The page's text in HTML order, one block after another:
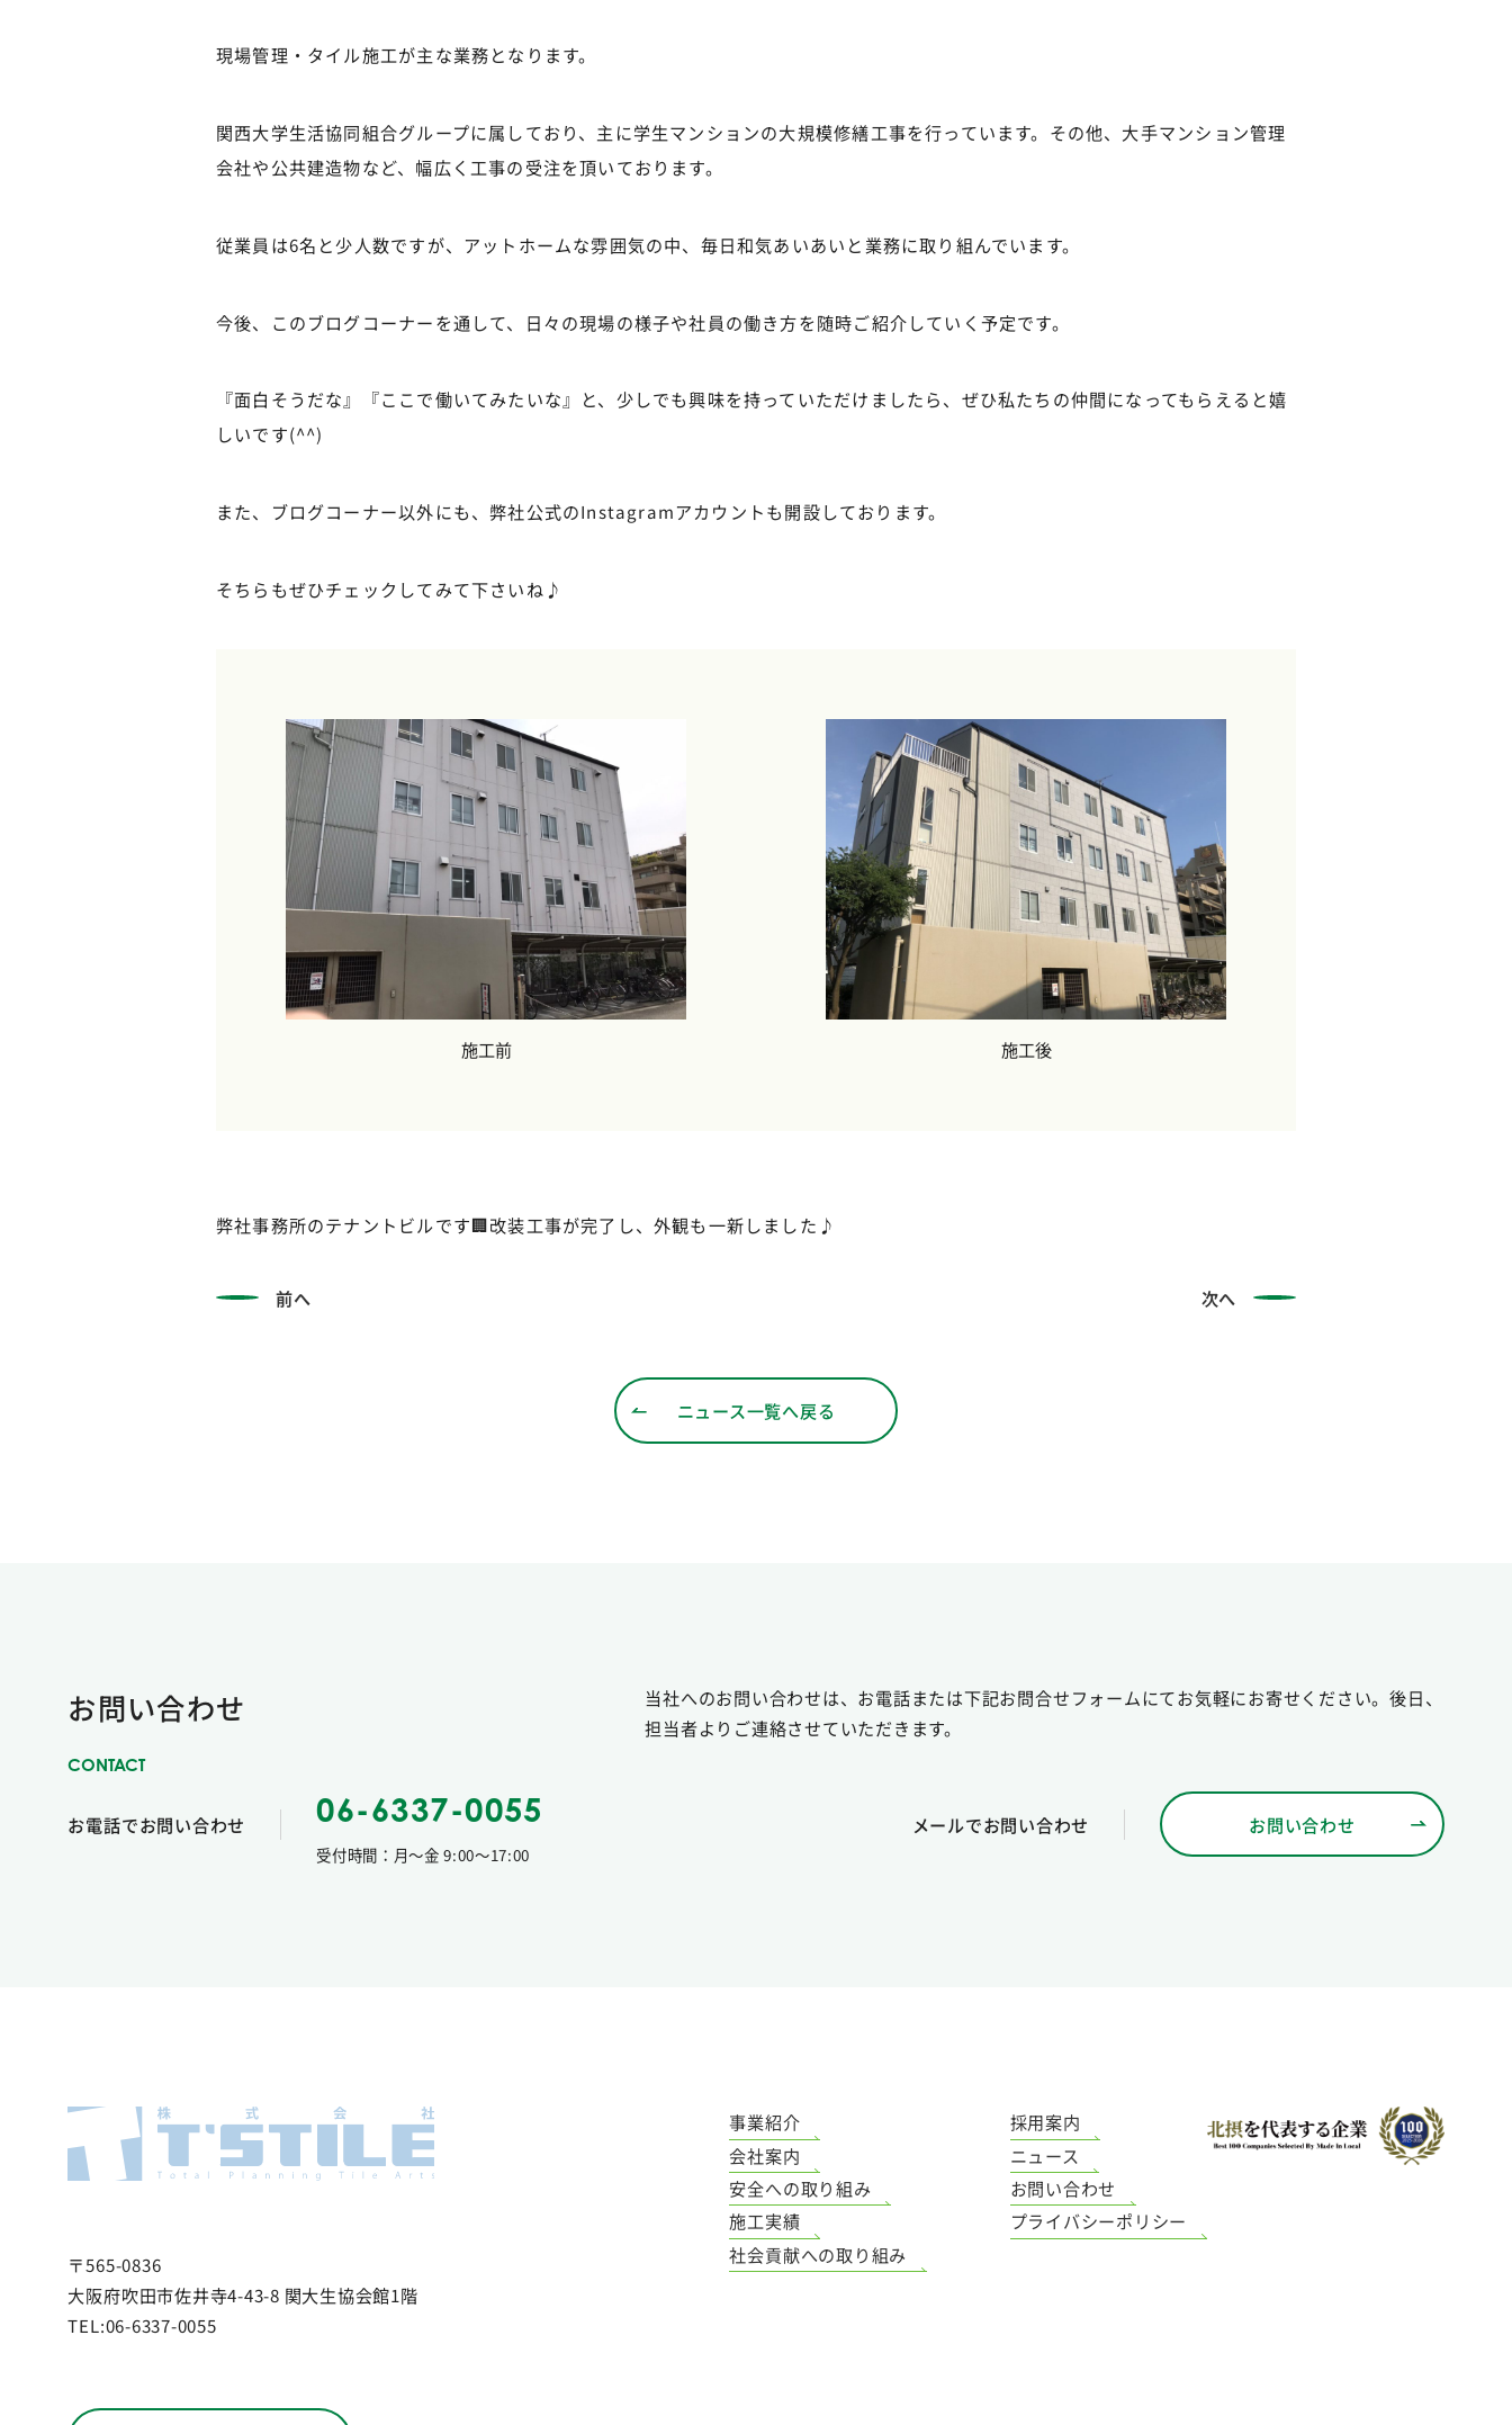
現場管理・タイル施工が主な業務となります。
関西大学生活協同組合グループに属しており、主に学生マンションの大規模修繕工事を行っています。その他、大手マンション管理
会社や公共建造物など、幅広く工事の受注を頂いております。
従業員は6名と少人数ですが、アットホームな雰囲気の中、毎日和気あいあいと業務に取り組んでいます。
今後、このブログコーナーを通して、日々の現場の様子や社員の働き方を随時ご紹介していく予定です。
『面白そうだな』『ここで働いてみたいな』と、少しでも興味を持っていただけましたら、ぜひ私たちの仲間になってもらえると嬉
しいです(^^)
また、ブログコーナー以外にも、弊社公式のInstagramアカウントも開設しております。
そちらもぜひチェックしてみて下さいね♪
施工前 施工後
弊社事務所のテナントビルです🏢改装工事が完了し、外観も一新しました♪
前へ 次へ
ニュース一覧へ戻る
お問い合わせ
当社へのお問い合わせは、お電話または下記お問合せフォームにてお気軽にお寄せください。後日、
担当者よりご連絡させていただきます。
お電話でお問い合わせ 06-6337-0055
受付時間：月〜金 9:00〜17:00
メールでお問い合わせ お問い合わせ
〒565-0836
大阪府吹田市佐井寺4-43-8 関大生協会館1階
TEL:06-6337-0055
事業紹介
会社案内
安全への取り組み
施工実績
社会貢献への取り組み
採用案内
ニュース
お問い合わせ
プライバシーポリシー